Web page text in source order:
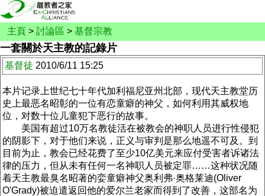
主頁 > 討論區 > 基督宗教
一套關於天主教的記錄片
基督徒 2010/6/11 15:25
本片记录上世纪七十年代加利福尼亚州北部，现代天主教堂历
史上最恶名昭彰的一位有恋童癖的神父，如何利用其威权地
位，对数十位儿童犯下恶行的故事。
美国有超过10万名教徒活在被教会的神职人员进行性侵犯
的阴影下，对于他们来说，正义与审判是那么地遥不可及。到
目前为止，教会已经花费了至少10亿美元来应付受害者诉诸法
律的压力，但从未有任何一名神职人员被定罪……这种状况随
着天主教最臭名昭著的娈童癖神父奥利弗·奥格莱迪(Oliver
O'Grady)被迫遣返回他的爱尔兰老家而得到了改善，这部名为